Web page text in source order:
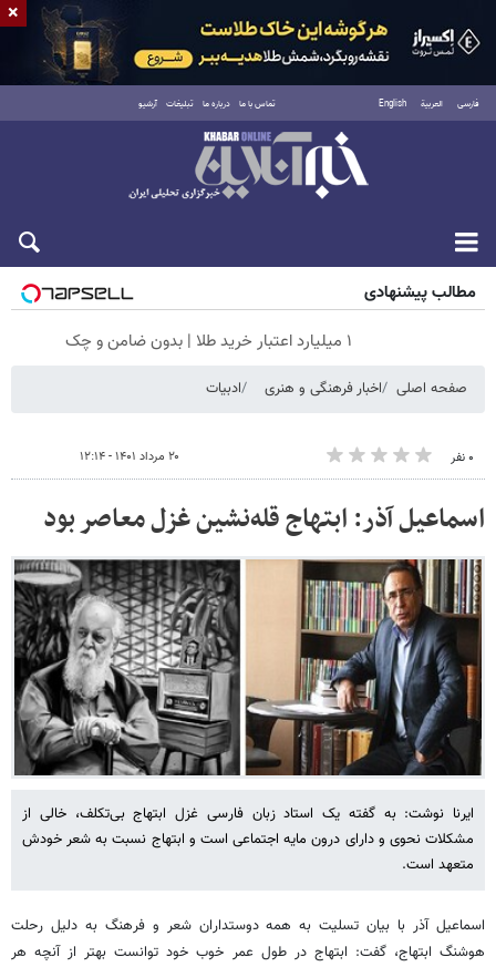
فارسی العربية English تماس با ما درباره ما تبلیغات آرشیو
شنبه ۱۷ مرداد ۱۴۰۵
مطالب پیشنهادی
۱ میلیارد اعتبار خرید طلا | بدون ضامن و چک
صفحه اصلی اخبار فرهنگی و هنری ادبیات
۰ نفر ۲۰ مرداد ۱۴۰۱ - ۱۲:۱۴
اسماعیل آذر: ابتهاج قله‌نشین غزل معاصر بود
ایرنا نوشت: به گفته یک استاد زبان فارسی غزل ابتهاج بی‌تکلف، خالی از
مشکلات نحوی و دارای درون مایه اجتماعی است و ابتهاج نسبت به شعر خودش
متعهد است.
اسماعیل آذر با بیان تسلیت به همه دوستداران شعر و فرهنگ به دلیل رحلت
هوشنگ ابتهاج، گفت: ابتهاج در طول عمر خوب خود توانست بهتر از آنچه هر
×